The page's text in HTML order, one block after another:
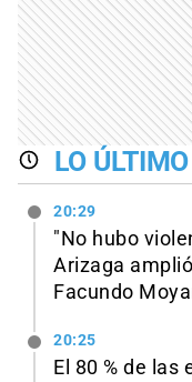
LO ÚLTIMO
20:29
"No hubo
Arizaga
Facundo
20:25
El 80 % de